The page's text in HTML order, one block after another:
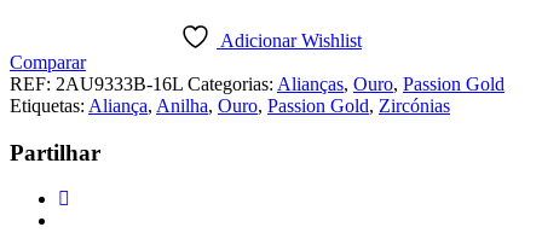
BRANCO
PASSION
GOLD
19K
-
6,3MM
Adicionar Wishlist
Comparar
REF: 2AU9333B-16L Categorias: Alianças, Ouro, Passion Gold
Etiquetas: Aliança, Anilha, Ouro, Passion Gold, Zircónias
Partilhar